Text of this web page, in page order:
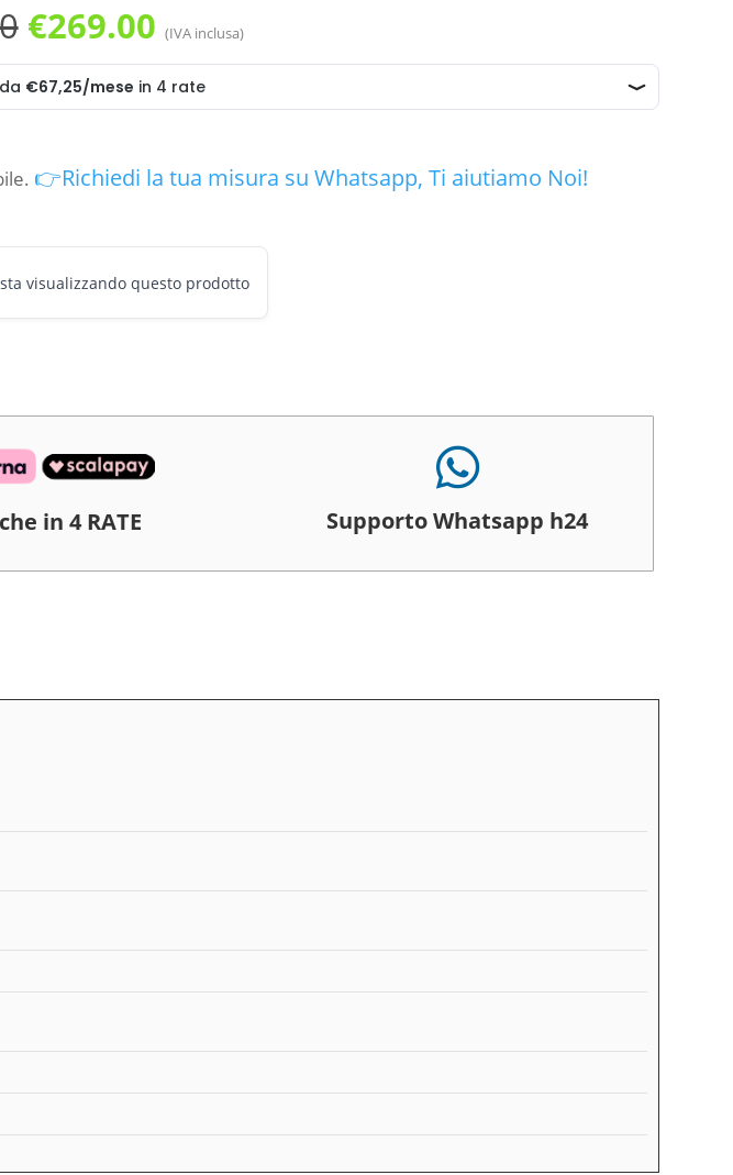
Il
prezzo
originale
era:
€320.00.
€269.00Il
prezzo
attuale
è:
€269.00.
(IVA inclusa)
👉Richiedi la tua misura su Whatsapp, Ti aiutiamo Noi!
visualizzando questo prodotto
in 4 RATE

Supporto Whatsapp h24